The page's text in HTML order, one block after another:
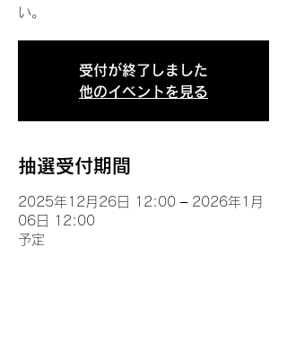
い。
受付が終了しました
他のイベントを見る
抽選受付期間
2025年12月26日 12:00 – 2026年1月
06日 12:00
予定